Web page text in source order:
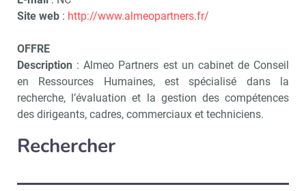
Site web : http://www.almeopartners.fr/
OFFRE
Description : Almeo Partners est un cabinet de Conseil
en Ressources Humaines, est spécialisé dans la
recherche, l’évaluation et la gestion des compétences
des dirigeants, cadres, commerciaux et techniciens.
Rechercher